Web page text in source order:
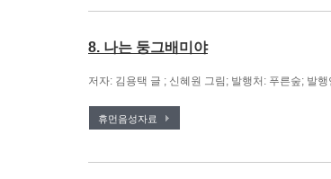
8. 나는 둥그배미야
저자: 김용택 글 ; 신혜원 그림; 발행처: 푸른숲; 발
휴먼음성자료